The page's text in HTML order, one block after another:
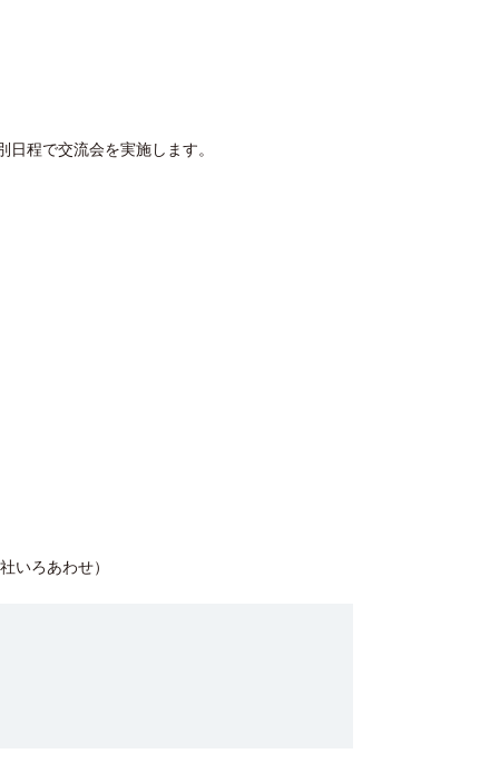
程で交流会を実施します。
いろあわせ）